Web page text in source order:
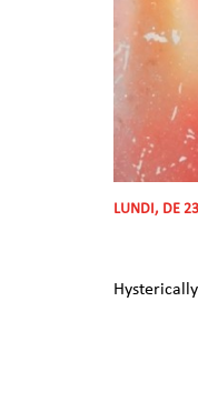
LUNDI, DE